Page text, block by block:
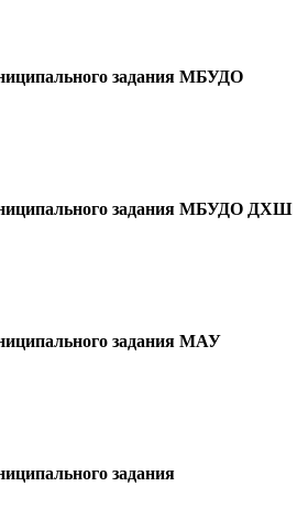
задания МБУДО
задания МБУДО ДХШ
задания МАУ
задания